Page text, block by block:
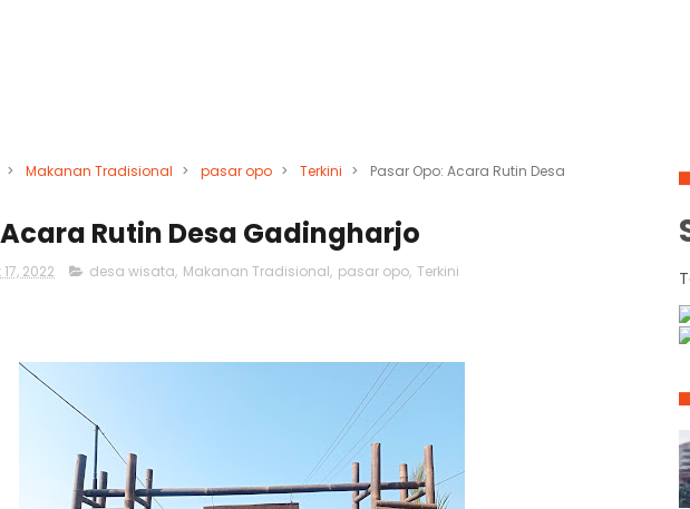
> Makanan Tradisional > pasar opo > Terkini >
Pasar Opo: Acara Rutin Desa
Rutin Desa Gadingharjo
2022 desa wisata, Makanan Tradisional, pasar opo, Terkini